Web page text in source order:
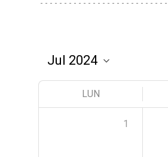
LUN
1